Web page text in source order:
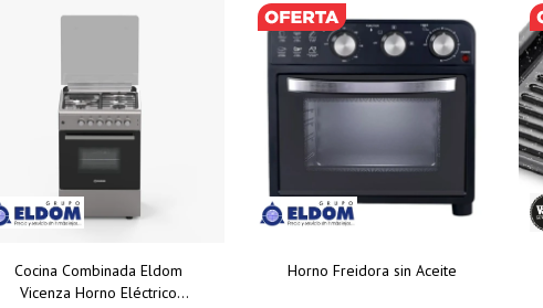
Cocina Combinada Eldom
Vicenza Horno Eléctrico
Horno Freidora sin Aceite